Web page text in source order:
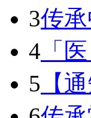
3传
4 「
5 【